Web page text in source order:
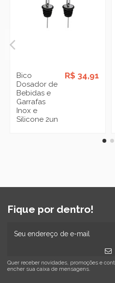
Bico
Dosador de
Bebidas e
Garrafas
Inox e
Silicone 2un
R$ 34,91
Fique por dentro!
Quer receber novidades, promoções e
encher sua caixa de mensagens.